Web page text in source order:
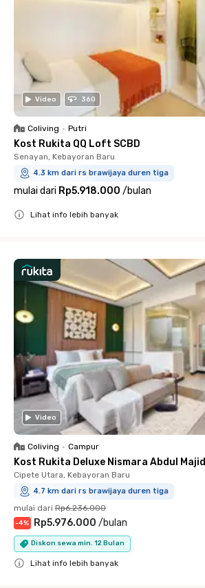
Video 360
Coliving • Putri
Kost Rukita QQ Loft SCBD
Senayan, Kebayoran Baru
4.3 km dari rs brawijaya duren tiga
mulai dari Rp5.918.000 /bulan
Lihat info lebih banyak
Video
Coliving • Campur
Kost Rukita Deluxe Nismara Abdul Majid
Cipete Utara, Kebayoran Baru
4.7 km dari rs brawijaya duren tiga
mulai dari Rp6.236.000
-4% Rp5.976.000 /bulan
Diskon sewa min. 12 Bulan
Lihat info lebih banyak